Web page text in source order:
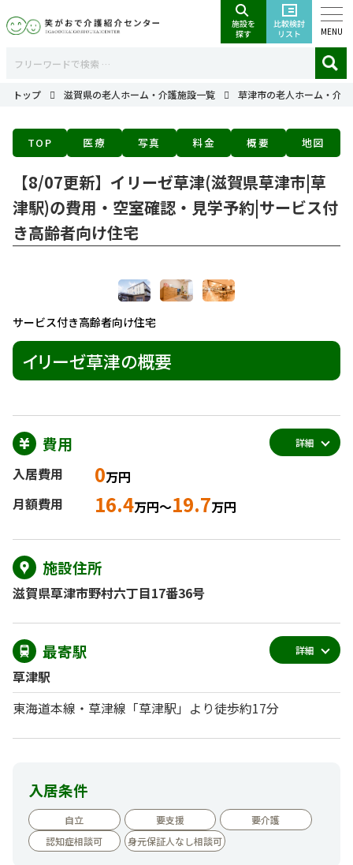
MENU
トップ 滋賀県の老人ホーム・介護施設一覧 草津市の老人ホーム・介
TOP 医療 写真 料金 概要 地図
【8/07更新】イリーゼ草津(滋賀県草津市|草
津駅)の費用・空室確認・見学予約|サービス付
き高齢者向け住宅
サービス付き高齢者向け住宅
イリーゼ草津の概要
費用
入居費用 0万円
月額費用
16.4万円～19.7万円
詳細
施設住所
滋賀県草津市野村六丁目17番36号
最寄駅
草津駅
東海道本線・草津線「草津駅」より徒歩約17分
詳細
入居条件
自立 要支援
要介護
認知症相談可
身元保証人なし相談可